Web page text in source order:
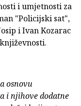
i umjetnosti za
"Policijski sat",
i Ivan Kozarac
osnovu
i njihove dodatne